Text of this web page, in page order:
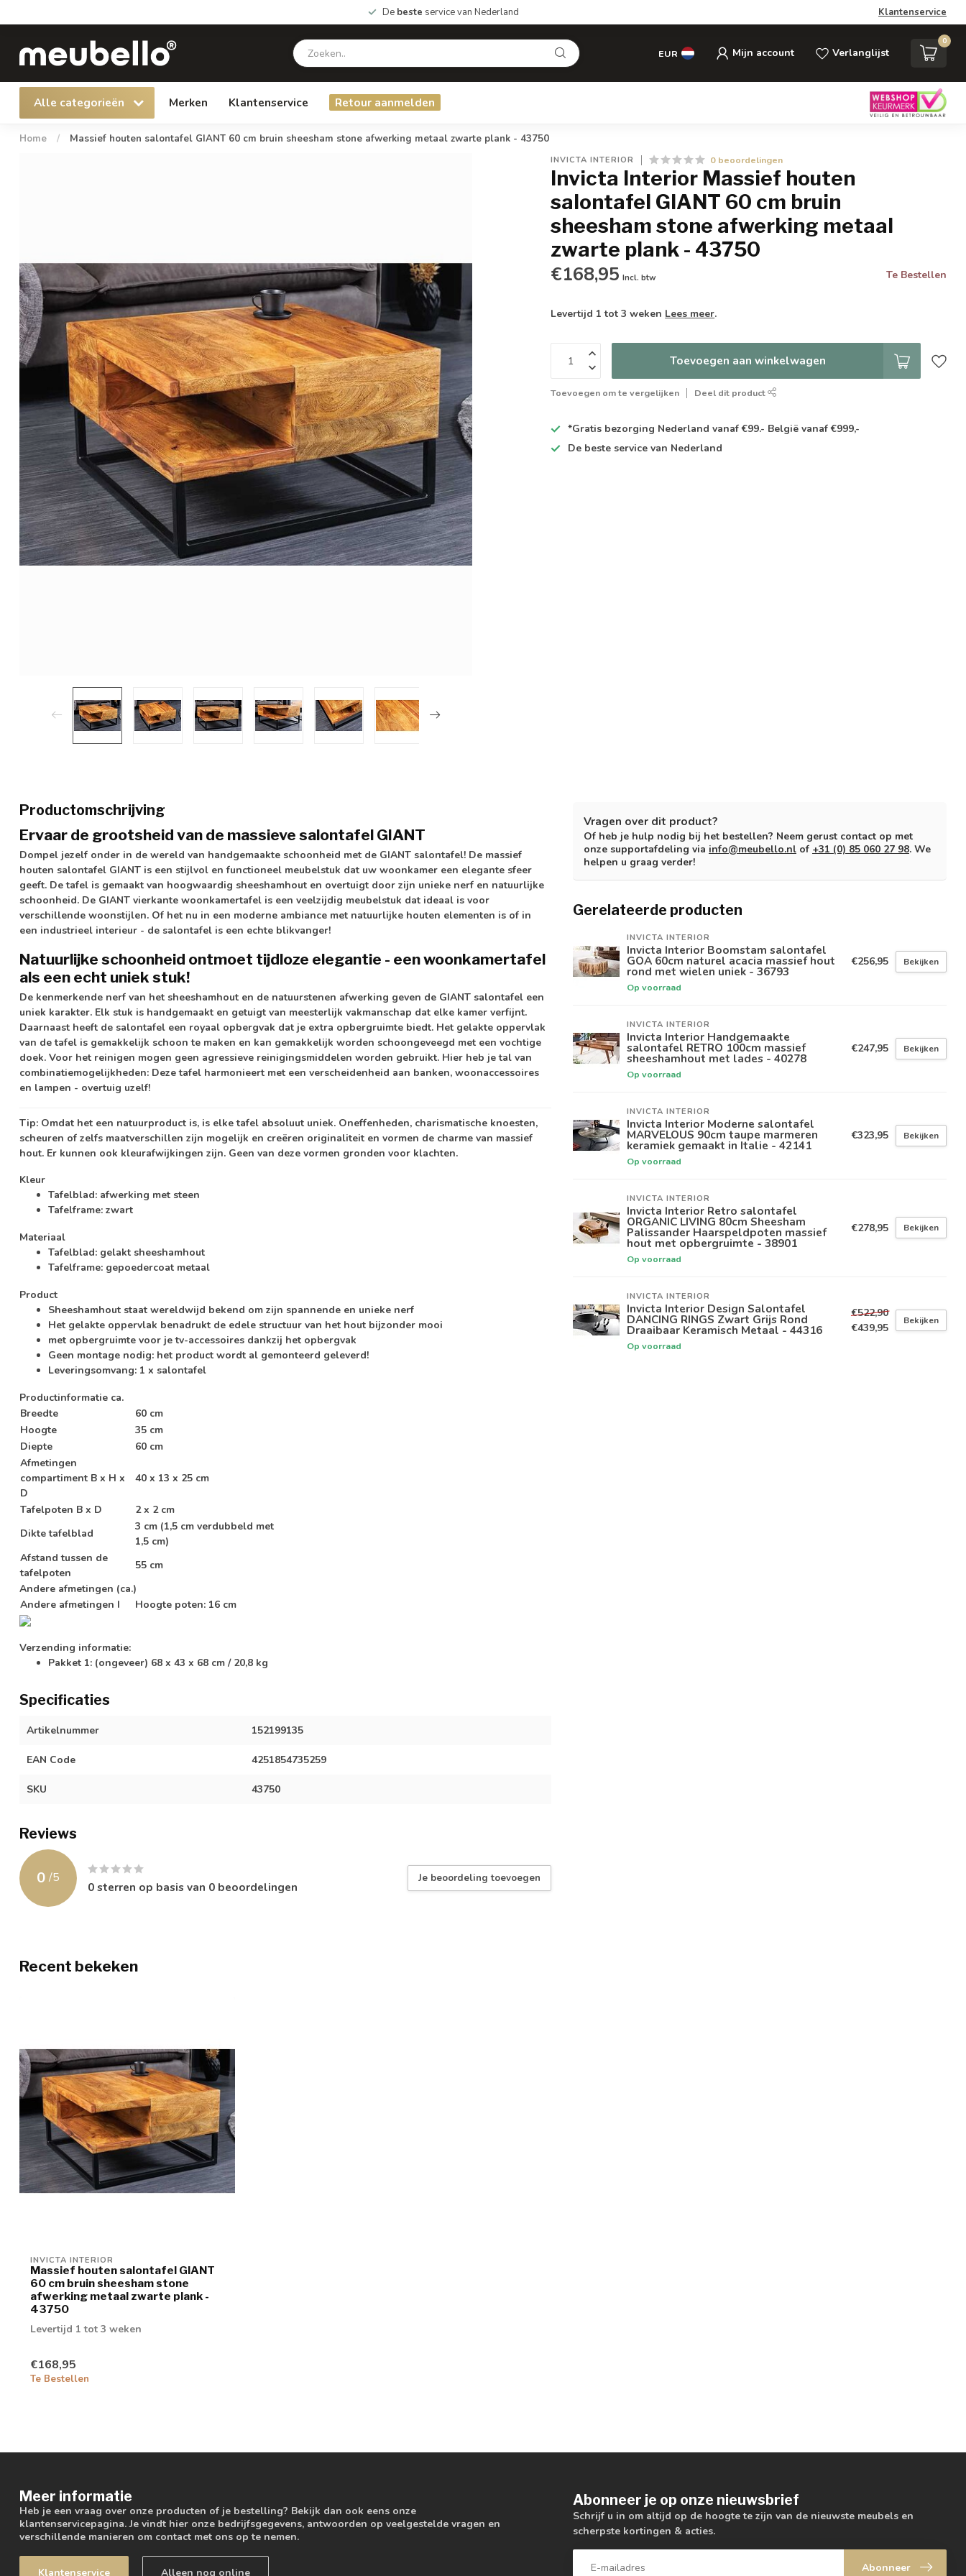
De beste service van Nederland Klantenservice
EUR Mijn account Verlanglijst
0
Alle categorieën Merken Klantenservice Retour aanmelden
Home / Massief houten salontafel GIANT 60 cm bruin sheesham stone afwerking metaal zwarte plank - 43750
INVICTA INTERIOR 0 beoordelingen
Invicta Interior Massief houten
salontafel GIANT 60 cm bruin
sheesham stone afwerking metaal
zwarte plank - 43750
€168,95 Incl. btw Te Bestellen
Levertijd 1 tot 3 weken Lees meer.
Toevoegen aan winkelwagen
Toevoegen om te vergelijken Deel dit product
*Gratis bezorging Nederland vanaf €99.- België vanaf €999,-
De beste service van Nederland
Productomschrijving
Ervaar de grootsheid van de massieve salontafel GIANT
Dompel jezelf onder in de wereld van handgemaakte schoonheid met de GIANT salontafel! De massief
houten salontafel GIANT is een stijlvol en functioneel meubelstuk dat uw woonkamer een elegante sfeer
geeft. De tafel is gemaakt van hoogwaardig sheeshamhout en overtuigt door zijn unieke nerf en natuurlijke
schoonheid. De GIANT vierkante woonkamertafel is een veelzijdig meubelstuk dat ideaal is voor
verschillende woonstijlen. Of het nu in een moderne ambiance met natuurlijke houten elementen is of in
een industrieel interieur - de salontafel is een echte blikvanger!
Natuurlijke schoonheid ontmoet tijdloze elegantie - een woonkamertafel
als een echt uniek stuk!
De kenmerkende nerf van het sheeshamhout en de natuurstenen afwerking geven de GIANT salontafel een
uniek karakter. Elk stuk is handgemaakt en getuigt van meesterlijk vakmanschap dat elke kamer verfijnt.
Daarnaast heeft de salontafel een royaal opbergvak dat je extra opbergruimte biedt. Het gelakte oppervlak
van de tafel is gemakkelijk schoon te maken en kan gemakkelijk worden schoongeveegd met een vochtige
doek. Voor het reinigen mogen geen agressieve reinigingsmiddelen worden gebruikt. Hier heb je tal van
combinatiemogelijkheden: Deze tafel harmonieert met een verscheidenheid aan banken, woonaccessoires
en lampen - overtuig uzelf!
Tip: Omdat het een natuurproduct is, is elke tafel absoluut uniek. Oneffenheden, charismatische knoesten,
scheuren of zelfs maatverschillen zijn mogelijk en creëren originaliteit en vormen de charme van massief
hout. Er kunnen ook kleurafwijkingen zijn. Geen van deze vormen gronden voor klachten.
Kleur
Tafelblad: afwerking met steen
Tafelframe: zwart
Materiaal
Tafelblad: gelakt sheeshamhout
Tafelframe: gepoedercoat metaal
Product
Sheeshamhout staat wereldwijd bekend om zijn spannende en unieke nerf
Het gelakte oppervlak benadrukt de edele structuur van het hout bijzonder mooi
met opbergruimte voor je tv-accessoires dankzij het opbergvak
Geen montage nodig: het product wordt al gemonteerd geleverd!
Leveringsomvang: 1 x salontafel
Productinformatie ca.
Breedte
60 cm
Hoogte
35 cm
Diepte
60 cm
Afmetingen
compartiment B x H x
D
40 x 13 x 25 cm
Tafelpoten B x D
2 x 2 cm
Dikte tafelblad
3 cm (1,5 cm verdubbeld met
1,5 cm)
Afstand tussen de
tafelpoten
55 cm
Andere afmetingen (ca.)
Andere afmetingen I
Hoogte poten: 16 cm
Verzending informatie:
Pakket 1: (ongeveer) 68 x 43 x 68 cm / 20,8 kg
Specificaties
Artikelnummer 152199135
EAN Code 4251854735259
SKU 43750
Reviews
0 /5
0sterren op basis van 0 beoordelingen
Je beoordeling toevoegen
Vragen over dit product?
Of heb je hulp nodig bij het bestellen? Neem gerust contact op met
onze supportafdeling via info@meubello.nl of +31 (0) 85 060 27 98. We
helpen u graag verder!
Gerelateerde producten
INVICTA INTERIOR
Invicta Interior Boomstam salontafel
GOA 60cm naturel acacia massief hout
rond met wielen uniek - 36793
Op voorraad
€256,95 Bekijken
INVICTA INTERIOR
Invicta Interior Handgemaakte
salontafel RETRO 100cm massief
sheeshamhout met lades - 40278
Op voorraad
€247,95 Bekijken
INVICTA INTERIOR
Invicta Interior Moderne salontafel
MARVELOUS 90cm taupe marmeren
keramiek gemaakt in Italie - 42141
Op voorraad
€323,95 Bekijken
INVICTA INTERIOR
Invicta Interior Retro salontafel
ORGANIC LIVING 80cm Sheesham
Palissander Haarspeldpoten massief
hout met opbergruimte - 38901
Op voorraad
€278,95 Bekijken
INVICTA INTERIOR
Invicta Interior Design Salontafel
DANCING RINGS Zwart Grijs Rond
Draaibaar Keramisch Metaal - 44316
Op voorraad
€522,90
€439,95
Bekijken
Recent bekeken
INVICTA INTERIOR
Massief houten salontafel GIANT
60 cm bruin sheesham stone
afwerking metaal zwarte plank -
43750
Levertijd 1 tot 3 weken
€168,95
Te Bestellen
Meer informatie
Heb je een vraag over onze producten of je bestelling? Bekijk dan ook eens onze
klantenservicepagina. Je vindt hier onze bedrijfsgegevens, antwoorden op veelgestelde vragen en
verschillende manieren om contact met ons op te nemen.
Klantenservice Alleen nog online
Abonneer je op onze nieuwsbrief
Schrijf u in om altijd op de hoogte te zijn van de nieuwste meubels en
scherpste kortingen & acties.
Abonneer